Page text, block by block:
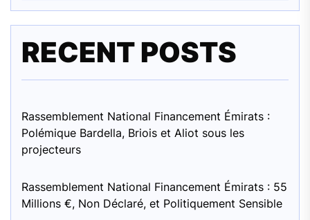
RECENT POSTS
Rassemblement National Financement Émirats :
Polémique Bardella, Briois et Aliot sous les
projecteurs
Rassemblement National Financement Émirats : 55
Millions €, Non Déclaré, et Politiquement Sensible